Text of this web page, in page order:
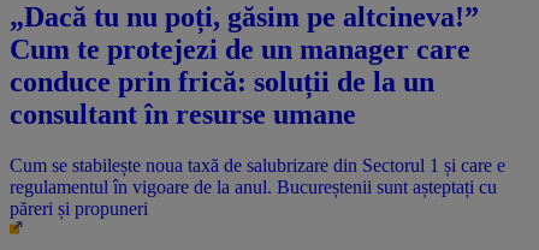
„Dacă tu nu poți, găsim pe altcineva!”
Cum te protejezi de un manager care
conduce prin frică: soluții de la un
consultant în resurse umane
Cum se stabilește noua taxă de salubrizare din Sectorul 1 și care e
regulamentul în vigoare de la anul. Bucureștenii sunt așteptați cu
păreri și propuneri